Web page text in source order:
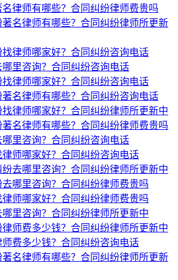
律师有哪些？合同纠纷律师费贵吗
名律师有哪些？合同纠纷律师所更新
律师哪家好？合同纠纷咨询电话
里咨询？合同纠纷咨询电话
找律师哪家好？合同纠纷咨询电话
名律师有哪些？合同纠纷咨询电话
律师哪家好？合同纠纷律师所更新中
名律师有哪些？合同纠纷律师费贵吗
里咨询？合同纠纷咨询电话
师哪家好？合同纠纷咨询电话
纷去哪里咨询？合同纠纷律师所更新中
哪里咨询？合同纠纷律师费贵吗
师哪家好？合同纠纷律师费贵吗
里咨询？合同纠纷律师所更新中
师费多少钱？合同纠纷律师所更新中
费多少钱？合同纠纷咨询电话
名律师有哪些？合同纠纷律师所更新